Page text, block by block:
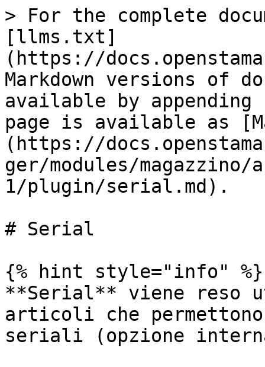
> For the complete
[llms.txt]
(https://
Markdown versions of
available by
page is available as
(https://
ger/modules/
1/plugin/serial.md).
# Serial
{% hint style="info" %}
**Serial** viene reso
articoli che
seriali (opzione